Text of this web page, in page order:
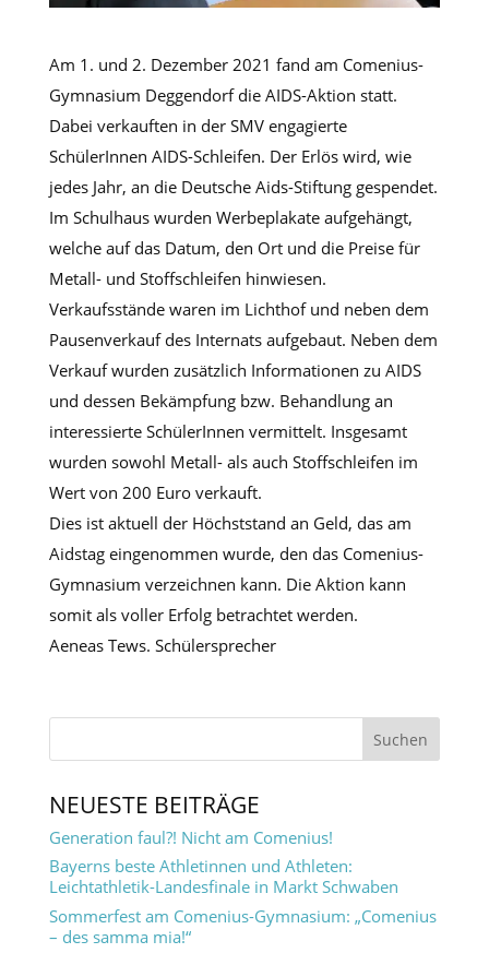
Am 1. und 2. Dezember 2021 fand am Comenius-
Gymnasium Deggendorf die AIDS-Aktion statt.
Dabei verkauften in der SMV engagierte
SchülerInnen AIDS-Schleifen. Der Erlös wird, wie
jedes Jahr, an die Deutsche Aids-Stiftung gespendet.
Im Schulhaus wurden Werbeplakate aufgehängt,
welche auf das Datum, den Ort und die Preise für
Metall- und Stoffschleifen hinwiesen.
Verkaufsstände waren im Lichthof und neben dem
Pausenverkauf des Internats aufgebaut. Neben dem
Verkauf wurden zusätzlich Informationen zu AIDS
und dessen Bekämpfung bzw. Behandlung an
interessierte SchülerInnen vermittelt. Insgesamt
wurden sowohl Metall- als auch Stoffschleifen im
Wert von 200 Euro verkauft.
Dies ist aktuell der Höchststand an Geld, das am
Aidstag eingenommen wurde, den das Comenius-
Gymnasium verzeichnen kann. Die Aktion kann
somit als voller Erfolg betrachtet werden.
Aeneas Tews. Schülersprecher
NEUESTE BEITRÄGE
Generation faul?! Nicht am Comenius!
Bayerns beste Athletinnen und Athleten:
Leichtathletik-Landesfinale in Markt Schwaben
Sommerfest am Comenius-Gymnasium: „Comenius
– des samma mia!“